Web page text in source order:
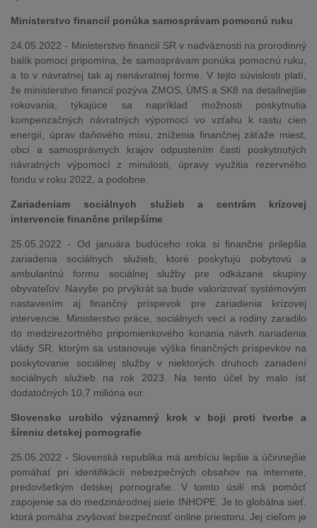
Ministerstvo financií ponúka samosprávam pomocnú ruku
24.05.2022 - Ministerstvo financií SR v nadväznosti na prorodinný
balík pomoci pripomína, že samosprávam ponúka pomocnú ruku,
a to v návratnej tak aj nenávratnej forme. V tejto súvislosti platí,
že ministerstvo financií pozýva ZMOS, ÚMS a SK8 na detailnejšie
rokovania, týkajúce sa napríklad možnosti poskytnutia
kompenzačných návratných výpomocí vo vzťahu k rastu cien
energií, úprav daňového mixu, zníženia finančnej záťaže miest,
obcí a samosprávnych krajov odpustením časti poskytnutých
návratných výpomocí z minulosti, úpravy využitia rezervného
fondu v roku 2022, a podobne.
Zariadeniam sociálnych služieb a centrám krízovej
intervencie finančne prilepšíme
25.05.2022 - Od januára budúceho roka si finančne prilepšia
zariadenia sociálnych služieb, ktoré poskytujú pobytovú a
ambulantnú formu sociálnej služby pre odkázané skupiny
obyvateľov. Navyše po prvýkrát sa bude valorizovať systémovým
nastavením aj finančný príspevok pre zariadenia krízovej
intervencie. Ministerstvo práce, sociálnych vecí a rodiny zaradilo
do medzirezortného pripomienkového konania návrh nariadenia
vlády SR, ktorým sa ustanovuje výška finančných príspevkov na
poskytovanie sociálnej služby v niektorých druhoch zariadení
sociálnych služieb na rok 2023. Na tento účel by malo ísť
dodatočných 10,7 milióna eur.
Slovensko urobilo významný krok v boji proti tvorbe a
šíreniu detskej pornografie
25.05.2022 - Slovenská republika má ambíciu lepšie a účinnejšie
pomáhať pri identifikácií nebezpečných obsahov na internete,
predovšetkým detskej pornografie. V tomto úsilí má pomôcť
zapojenie sa do medzinárodnej siete INHOPE. Je to globálna sieť,
ktorá pomáha zvyšovať bezpečnosť online priestoru. Jej cieľom je